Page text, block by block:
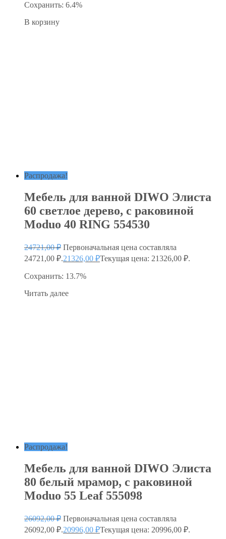
Сохранить: 6.4%
В корзину
Распродажа!
Мебель для ванной DIWO Элиста
60 светлое дерево, с раковиной
Moduo 40 RING 554530
24721,00₽ Первоначальная цена составляла
24721,00 ₽.21326,00 ₽Текущая цена: 21326,00 ₽.
Сохранить: 13.7%
Читать далее
Распродажа!
Мебель для ванной DIWO Элиста
80 белый мрамор, с раковиной
Moduo 55 Leaf 555098
26092,00₽ Первоначальная цена составляла
26092,00 ₽.20996,00 ₽Текущая цена: 20996,00 ₽.